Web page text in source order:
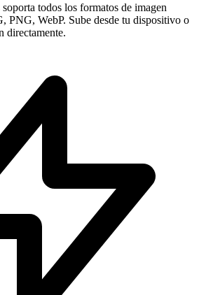
todos los formatos de imagen
PNG, WebP. Sube desde tu dispositivo o
directamente.